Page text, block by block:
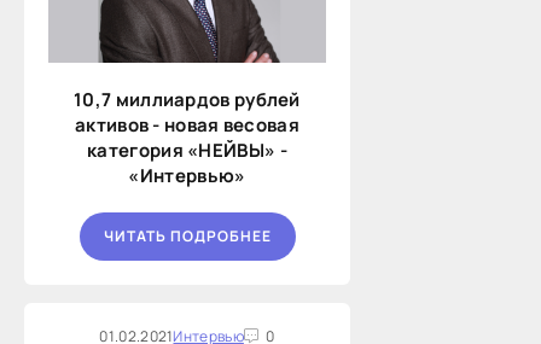
10,7 миллиардов рублей
активов - новая весовая
категория «НЕЙВЫ» -
«Интервью»
ЧИТАТЬ ПОДРОБНЕЕ
01.02.2021Интервью 0